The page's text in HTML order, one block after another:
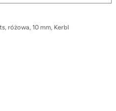
różowa, 10 mm, Kerbl